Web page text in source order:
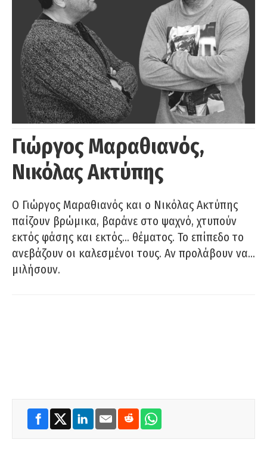
Γιώργος Μαραθιανός,
Νικόλας Ακτύπης
Ο Γιώργος Μαραθιανός και ο Νικόλας Ακτύπης
παίζουν βρώμικα, βαράνε στο ψαχνό, χτυπούν
εκτός φάσης και εκτός… θέματος. Το επίπεδο το
ανεβάζουν οι καλεσμένοι τους. Αν προλάβουν να…
μιλήσουν.